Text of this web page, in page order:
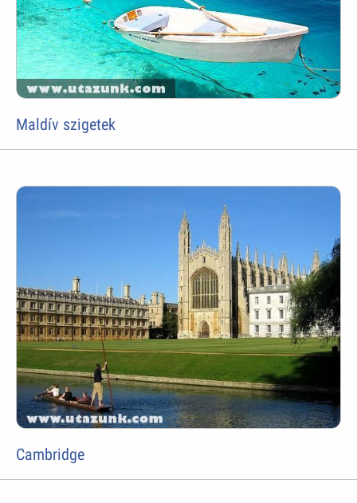
Maldív szigetek
Cambridge